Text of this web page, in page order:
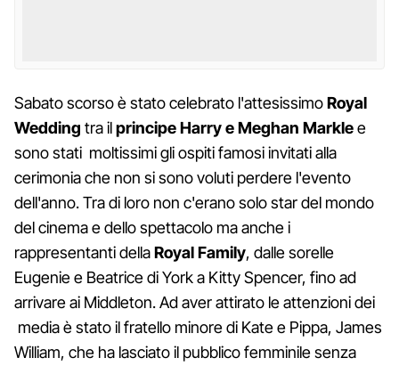
Sabato scorso è stato celebrato l'attesissimoRoyal
Wedding tra ilprincipe Harry e Meghan Marklee
sono stati moltissimi gli ospiti famosi invitati alla
cerimonia che non si sono voluti perdere l'evento
dell'anno. Tra di loro non c'erano solo star del mondo
del cinema e dello spettacolo ma anche i
rappresentanti dellaRoyal Family, dalle sorelle
Eugenie e Beatrice di York a Kitty Spencer, fino ad
arrivare ai Middleton. Ad aver attirato le attenzioni dei
media è stato il fratello minore di Kate e Pippa, James
William, che ha lasciato il pubblico femminile senza